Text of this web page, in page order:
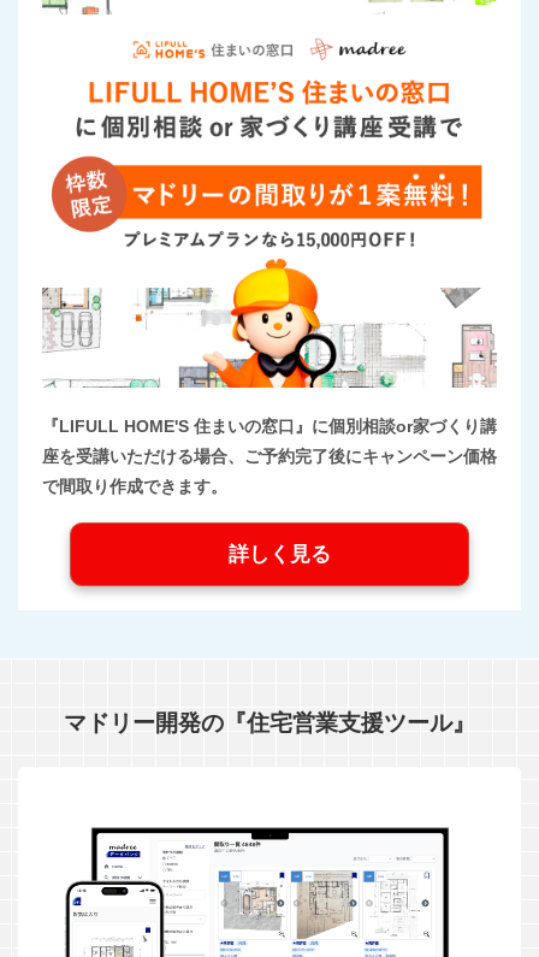
『LIFULL HOME'S 住まいの窓口』に個別相談or家づくり講
座を受講いただける場合、ご予約完了後にキャンペーン価格
で間取り作成できます。
詳しく見る
マドリー開発の『住宅営業支援ツール』